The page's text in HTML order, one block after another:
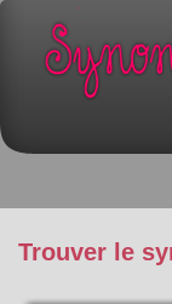
Trouver le